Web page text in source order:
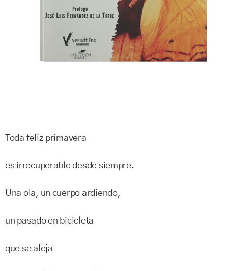
Toda feliz primavera
es irrecuperable desde siempre.
Una ola, un cuerpo ardiendo,
un pasado en bicicleta
que se aleja